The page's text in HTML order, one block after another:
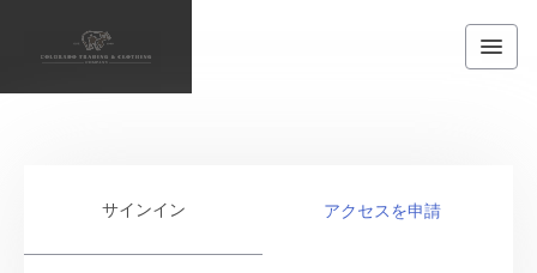
サインイン アクセスを申請